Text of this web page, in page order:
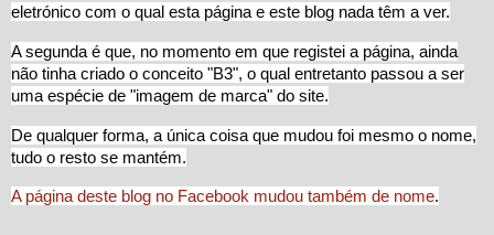
eletrónico com o qual esta página e este blog nada têm a ver.
A segunda é que, no momento em que registei a página, ainda
não tinha criado o conceito "B3", o qual entretanto passou a ser
uma espécie de "imagem de marca" do site.
De qualquer forma, a única coisa que mudou foi mesmo o nome,
tudo o resto se mantém.
A página deste blog no Facebook mudou também de nome.